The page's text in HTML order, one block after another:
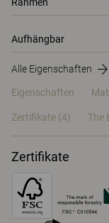
Aufhängbar
Alle Eigenschaften
Eigenschaften
Zertifikate (4) The
Zertifikate